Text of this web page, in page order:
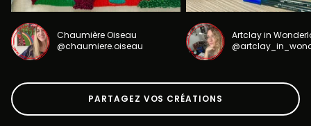
Chaumière Oiseau
@chaumiere.oiseau
Artclay in
PARTAGEZ VOS CRÉATIONS